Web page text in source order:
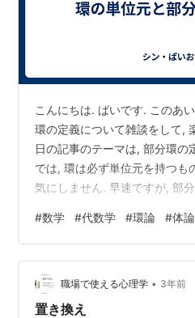
こんにちは. ぱいです. このあ
環の定義について雑談をして,
日の記事のテーマは, 部分環
では, 環は必ず単位元を持つも
気にしません. 早速ですが, 部
あるとは, 次の条件 (1), (2) が
う. (1) は と同じ演算で環とな
ば, となる. 数学を勉強してい
条件は一体なんやねん！」と
#数学 #代数学 #環論 #体論
職場で使える心理学 • 3年前
置き換え